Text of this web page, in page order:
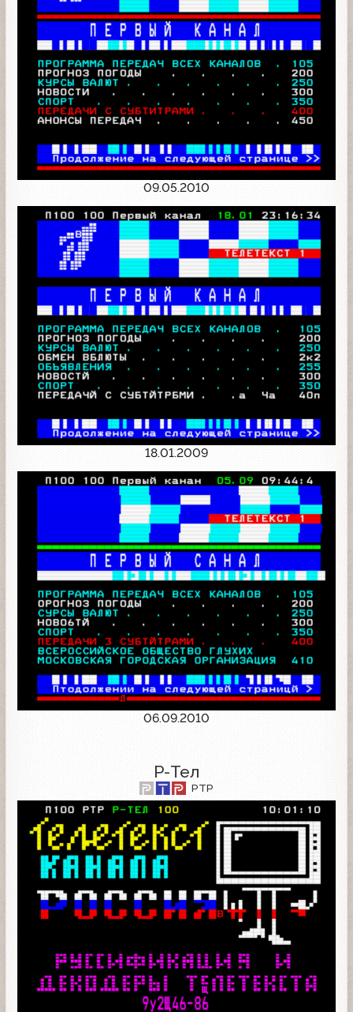
09.05.2010
18.01.2009
06.09.2010
Р-Тел
РТР